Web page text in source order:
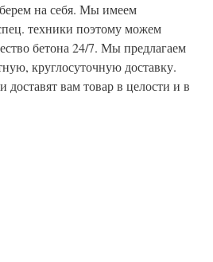
на себя. Мы имеем
техники поэтому можем
бетона 24/7. Мы предлагаем
круглосуточную доставку.
вам товар в целости и в